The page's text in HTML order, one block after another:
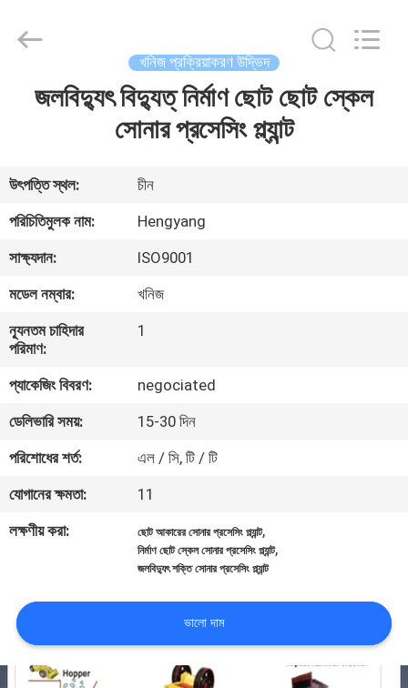
বাড়ি
আমাদের
সম্পর্কে
কারখানা
ভ্রমণ
মান
নিয়ন্ত্রণ
যোগাযোগ
করুন
মামলা
Industrial
Reserved.
খনিজ প্রক্রিয়াকরণ উদ্ভিদ
জলবিদ্যুৎ বিদ্যুত্ নির্মাণ ছোট ছোট স্কেল
সোনার প্রসেসিং প্ল্যান্ট
উৎপত্তি স্থল:
চীন
পরিচিতিমুলক নাম:
Hengyang
সাক্ষ্যদান:
ISO9001
মডেল নম্বার:
খনিজ
ন্যূনতম চাহিদার
পরিমাণ:
1
প্যাকেজিং বিবরণ:
negociated
ডেলিভারি সময়:
15-30 দিন
পরিশোধের শর্ত:
এল / সি, টি / টি
যোগানের ক্ষমতা:
11
লক্ষণীয় করা:
ছোট আকারের সোনার প্রসেসিং প্ল্যান্ট,
নির্মাণ ছোট স্কেল সোনার প্রসেসিং প্ল্যান্ট,
জলবিদ্যুৎ শক্তি সোনার প্রসেসিং প্ল্যান্ট
ভালো দাম